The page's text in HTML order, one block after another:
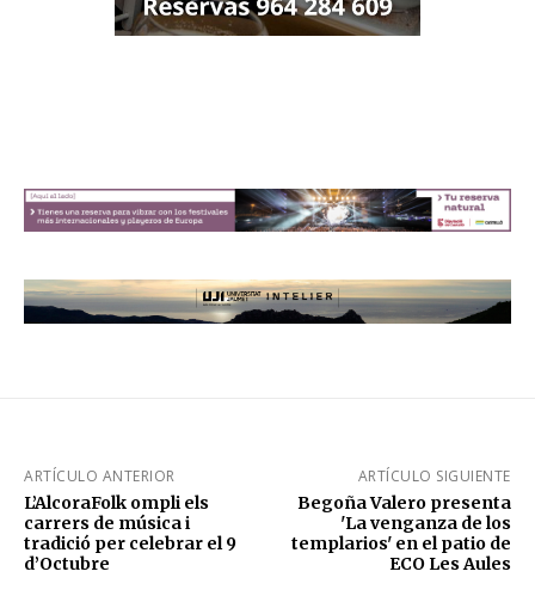
ARTÍCULO ANTERIOR
L’AlcoraFolk ompli els
carrers de música i
tradició per celebrar el 9
d’Octubre
ARTÍCULO SIGUIENTE
Begoña Valero presenta
'La venganza de los
templarios' en el patio de
ECO Les Aules